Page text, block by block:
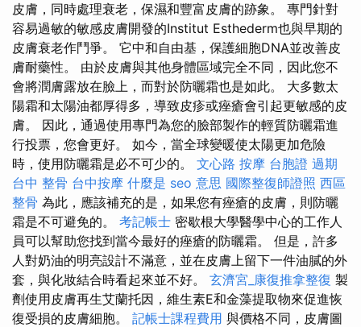
皮膚，同時處理衰老，保濕和豐富皮膚的跡象。 專門針對
容易過敏的敏感皮膚開發的Institut Esthederm也與早期的
皮膚衰老作鬥爭。 它中和自由基，保護細胞DNA並改善皮
膚耐藥性。 由於皮膚與其他身體區域完全不同，因此您不
會將潤膚露放在臉上，而對於防曬霜也是如此。 大多數太
陽霜和太陽油都厚得多，導致皮疹或痤瘡會引起更敏感的皮
膚。 因此，通過使用專門為您的臉部製作的輕質防曬霜進
行投票，您會更好。 如今，當全球變暖使太陽更加危險
時，使用防曬霜是必不可少的。 文心路 按摩 台胞證 過期
台中 整骨 台中按摩 什麼是 seo 意思 國際整復師證照 西區
整骨 為此，應該補充的是，如果您有痤瘡的皮膚，則防曬
霜是不可避免的。 考記帳士 密歇根大學醫學中心的工作人
員可以幫助您找到當今最好的痤瘡的防曬霜。 但是，許多
人對奶油的明亮設計不滿意，並在皮膚上留下一件油膩的外
套，與化妝結合時看起來並不好。 玄濟宮_康復推拿整復 製
劑使用皮膚再生艾蘭托因，維生素E和金藻提取物來促進恢
復受損的皮膚細胞。 記帳士課程費用 與價格不同，皮膚圖